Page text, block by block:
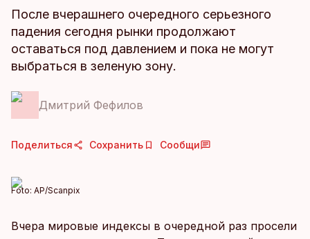
После вчерашнего очередного серьезного
падения сегодня рынки продолжают
оставаться под давлением и пока не могут
выбраться в зеленую зону.
Дмитрий Фефилов
Поделиться Сохранить Сообщи
Foto: AP/Scanpix
Вчера мировые индексы в очередной раз просели